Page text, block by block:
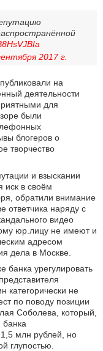
2017 г.
на
деятельности
для
были
блогеров о
творчество
и взыскании
иск в своём
обратили внимание
ответчика наряду с
видео
юр.лицу не имеют и
адресом
дела в Москве.
банка урегулировать
категорически не
по поводу позиции
Соболева, который,
банка
1,5 млн рублей, но
глупостью.